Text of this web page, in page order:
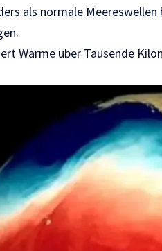
als normale
Wärme über Tausende